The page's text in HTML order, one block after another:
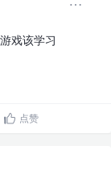
戏该学习
点赞